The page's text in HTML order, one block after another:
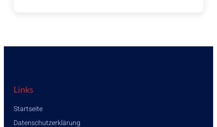
Links
Startseite
Datenschutzerklärung